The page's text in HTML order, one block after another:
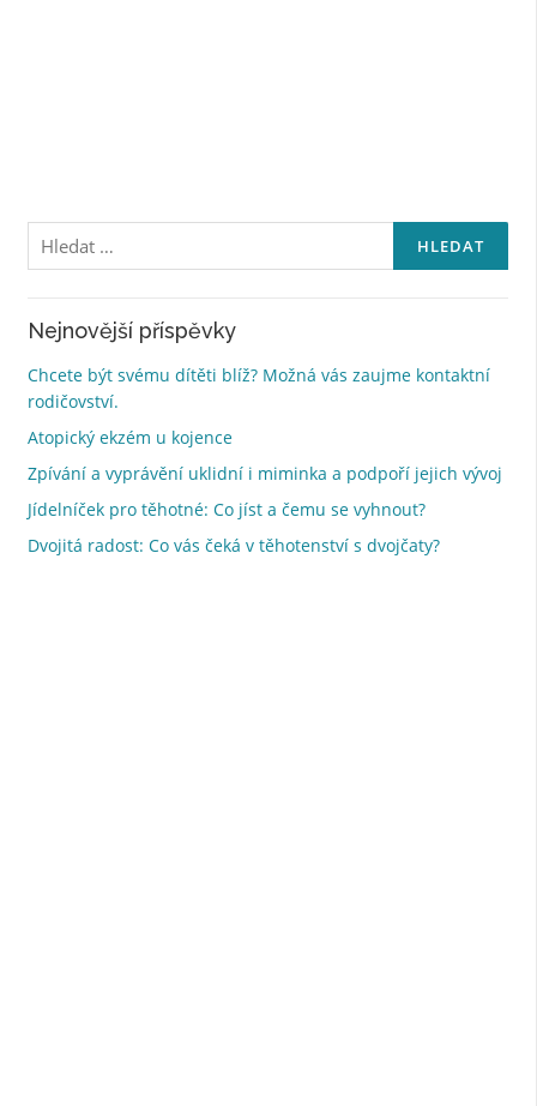
Vyhledávání
Nejnovější příspěvky
Chcete být svému dítěti blíž? Možná vás zaujme kontaktní
rodičovství.
Atopický ekzém u kojence
Zpívání a vyprávění uklidní i miminka a podpoří jejich vývoj
Jídelníček pro těhotné: Co jíst a čemu se vyhnout?
Dvojitá radost: Co vás čeká v těhotenství s dvojčaty?